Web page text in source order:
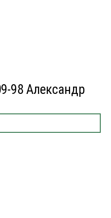
98 Александр